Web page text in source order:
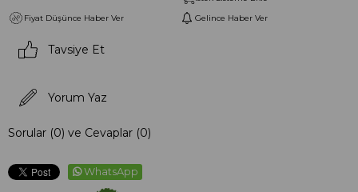
Fiyat Düşünce Haber Ver
Gelince Haber Ver
Tavsiye Et
Yorum Yaz
Sorular (0) ve Cevaplar (0)
WhatsApp